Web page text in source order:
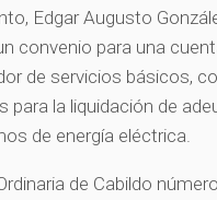
Edgar Augusto
convenio para una
de servicios básicos,
para la liquidación de
de energía eléctrica.
de Cabildo